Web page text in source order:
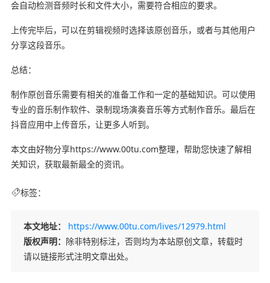
会自动检测音频时长和文件大小，需要符合相应的要求。
上传完毕后，可以在剪辑视频时选择该原创音乐，或者与其他用户
分享这段音乐。
总结：
制作原创音乐需要有相关的准备工作和一定的基础知识。可以使用
专业的音乐制作软件、录制现场演奏音乐等方式制作音乐。最后在
抖音应用中上传音乐，让更多人听到。
本文由好物分享https://www.00tu.com整理，帮助您快速了解相
关知识，获取最新最全的资讯。
标签：
本文地址：
https://www.00tu.com/lives/12979.html
版权声明： 除非特别标注，否则均为本站原创文章，转载时
请以链接形式注明文章出处。